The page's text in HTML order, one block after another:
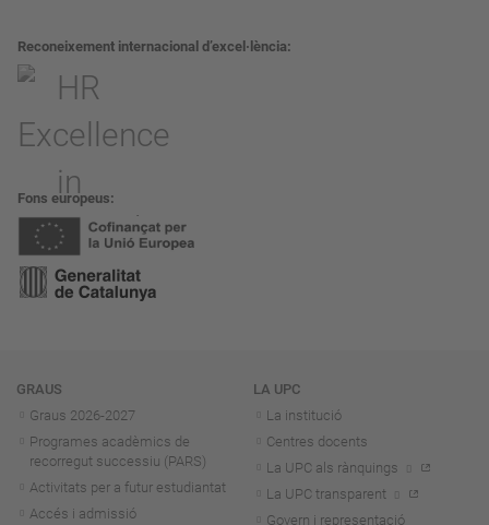
Reconeixement internacional d’excel·lència
Fons europeus
Navegació
GRAUS
Graus 2026-2027
Programes acadèmics de
recorregut successiu (PARS)
Activitats per a futur estudiantat
Accés i admissió
LA UPC
La institució
Centres docents
La UPC als rànquings
La UPC transparent
Govern i representació